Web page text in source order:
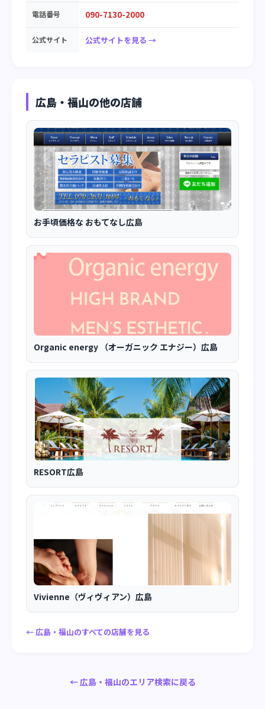
電話番号 090-7130-2000
公式サイト 公式サイトを見る →
広島・福山の他の店舗
お手頃価格な おもてなし広島
Organic energy （オーガニック エナジー）広島
RESORT広島
Vivienne（ヴィヴィアン）広島
← 広島・福山のすべての店舗を見る
← 広島・福山のエリア検索に戻る